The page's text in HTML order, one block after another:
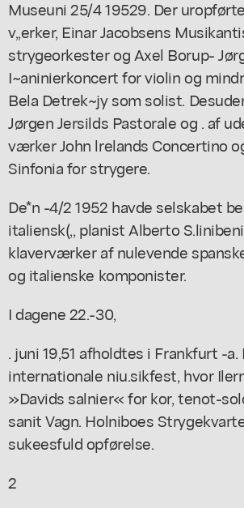
Museuni 25/4 19529. Der
v,,erker, Einar Jacobsens
strygeorkester og Axel Borup-
I~aninierkoncert for violin og
Bela Detrek~jy som solist.
Jørgen Jersilds Pastorale og . af
værker John lrelands Concertino
Sinfonia for strygere.
De*n -4/2 1952 havde selskabet
italiensk(,, planist Alberto
klaverværker af nulevende
og italienske komponister.
I dagene 22.-30,
. juni 19,51 afholdtes i Frankfurt -a.
internationale niu.sikfest, hvor
»Davids salnier« for kor, tenot-
sanit Vagn. Holniboes
sukeesfuld opførelse.
2